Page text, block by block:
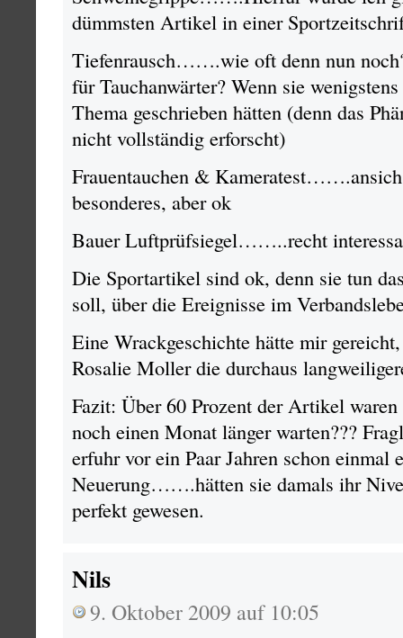
dümmsten Artikel in einer
Tiefenrausch…….wie oft denn nun
für Tauchanwärter? Wenn sie
Thema geschrieben hätten (denn das
nicht vollständig erforscht)
Frauentauchen &
besonderes, aber ok
Bauer Luftprüfsiegel……..recht
Die Sportartikel sind ok, denn sie tun
soll, über die Ereignisse im
Eine Wrackgeschichte hätte mir
Rosalie Moller die durchaus
Fazit: Über 60 Prozent der Artikel
noch einen Monat länger warten???
erfuhr vor ein Paar Jahren schon einmal
Neuerung…….hätten sie damals ihr
perfekt gewesen.
Nils
9. Oktober 2009 auf 10:05